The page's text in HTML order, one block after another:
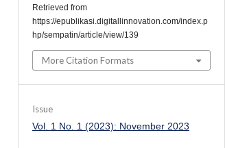
Retrieved from
https://epublikasi.digitallinnovation.com/index.p
hp/sempatin/article/view/139
More Citation Formats
Issue
Vol. 1 No. 1 (2023): November 2023